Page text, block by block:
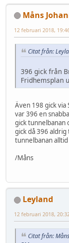
Måns
12 februari 2018,
Citat från:
396 gick från
Fridhemsplan
Även 198 gick via
var 396 en
gick tunnelbanan
gick då 396
tunnelbanan
/Måns
Leyland
12 februari 2018,
Citat från: